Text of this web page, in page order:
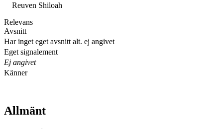
Reuven Shiloah
Relevans
Avsnitt
Har inget eget avsnitt alt. ej angivet
Eget signalement
Ej angivet
Känner
Allmänt